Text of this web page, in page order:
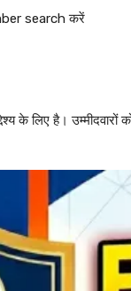
search करें
के लिए है।